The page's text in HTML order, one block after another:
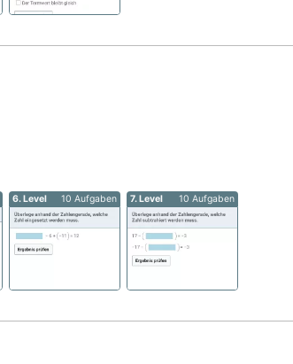
6. Level 10 Aufgaben 7. Level 10 Aufgaben